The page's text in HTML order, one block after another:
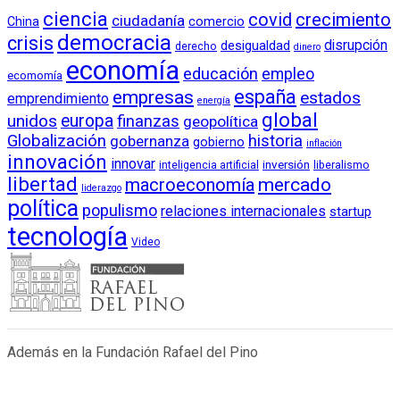
China ciencia ciudadanía comercio covid crecimiento
crisis democracia derecho desigualdad dinero disrupción
ecomomía economía educación empleo
emprendimiento empresas energía españa estados
unidos europafinanzas geopolítica global
Globalización gobernanza gobierno historia inflación
innovación innovar inteligencia artificial inversión liberalismo
libertad liderazgo macroeconomía mercado
política populismo relaciones internacionales startup
tecnología Video
Además en la Fundación Rafael del Pino